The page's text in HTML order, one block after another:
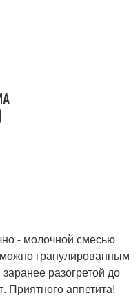
- молочной смесью
гранулированным
разогретой до
Приятного аппетита!